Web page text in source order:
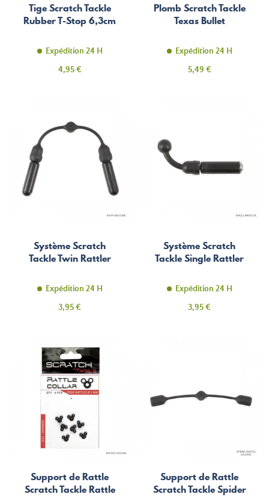
Tige Scratch Tackle
Rubber T-Stop 6,3cm
Expédition 24 H
Prix
4,95 €
Plomb Scratch Tackle
Texas Bullet
Expédition 24 H
Prix
5,49 €
Système Scratch
Tackle Twin Rattler
Expédition 24 H
Prix
3,95 €
Système Scratch
Tackle Single Rattler
Expédition 24 H
Prix
3,95 €
Support de Rattle
Scratch Tackle Rattle
Support de Rattle
Scratch Tackle Spider